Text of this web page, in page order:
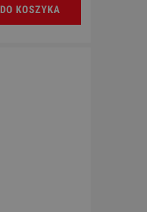
DO KOSZYKA